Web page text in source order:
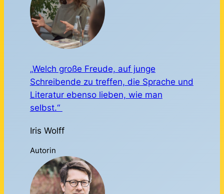
„Welch große Freude, auf junge
Schreibende zu treffen, die Sprache und
Literatur ebenso lieben, wie man
selbst.“
Iris Wolff
Autorin